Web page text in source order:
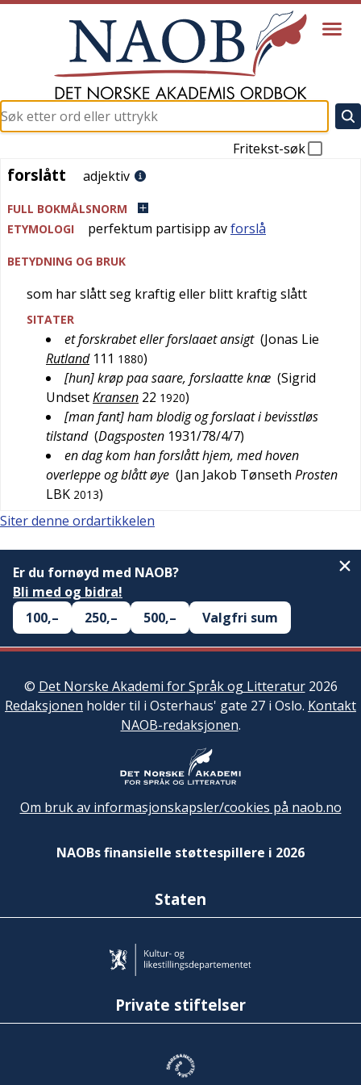
Fritekst-søk
forslått
forslått adjektiv
FULL BOKMÅLSNORM
ETYMOLOGI
perfektum partisipp avforslå
BETYDNING OG BRUK
som har slått seg kraftig eller blitt kraftig slått
SITATER
et forskrabet eller forslaaet ansigt (Jonas Lie
Rutland 111 1880)
[hun] krøp paa saare, forslaatte knæ (Sigrid
UndsetKransen 22 1920)
[man fant] ham blodig og forslaat i bevisstløs
tilstand (Dagsposten 1931/78/4/7)
en dag kom han forslått hjem, med hoven
overleppe og blått øye (Jan Jakob Tønseth Prosten
LBK 2013)
Siter denne ordartikkelen
Er du fornøyd med NAOB?
Bli med og bidra!
100,–
250,– 500,– Valgfri sum
© Det Norske Akademi for Språk og Litteratur2026
Redaksjonen holder til i Osterhaus' gate 27 i Oslo. Kontakt
NAOB-redaksjonen.
Om bruk av informasjonskapsler/cookies på naob.no
NAOBs finansielle støttespillere i 2026
Staten
Private stiftelser